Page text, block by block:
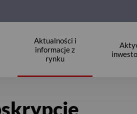
Aktualności i
informacje z
rynku